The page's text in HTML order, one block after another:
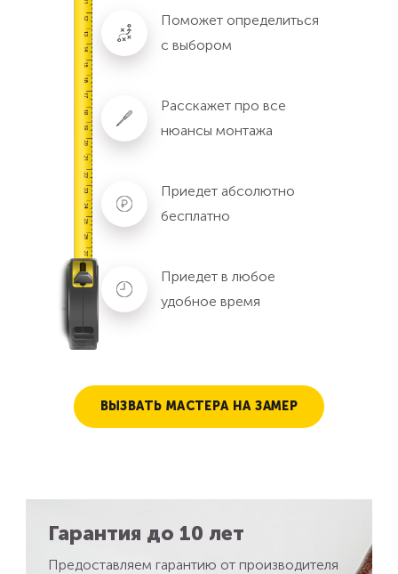
Поможет определиться
с выбором
Расскажет про все
нюансы монтажа
Приедет абсолютно
бесплатно
Приедет в любое
удобное время
ВЫЗВАТЬ МАСТЕРА НА ЗАМЕР
Гарантия до 10 лет
Предоставляем гарантию от производителя